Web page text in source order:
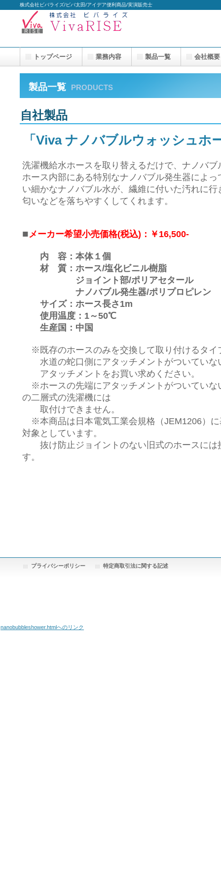
株式会社ビバライズ/ビバ太田/アイデア便利商品/実演販売士
製品一覧 PRODUCTS
自社製品
「Viva ナノバブルウォッシュホ
洗濯機給水ホースを取り替えるだけで、ナノバブ
ホース内部にある特別なナノバブル発生器によ
い細かなナノバブル水が、繊維に付いた汚れに
匂いなどを落ちやすくしてくれます。
■ メーカー希望小売価格(税込)：￥16,500-
内 容：本体１個
材 質：ホース/塩化ビニル樹脂
ジョイント部/ポリアセタール
ナノバブル発生器/ポリプロピレン
サイズ：ホース長さ1m
使用温度：1～50℃
生産国：中国
※既存のホースのみを交換して取り付けるタイ
水道の蛇口側にアタッチメントがついていな
アタッチメントをお買い求めください。
※ホースの先端にアタッチメントがついていな
の二層式の洗濯機には
取付けできません。
※本商品は日本電気工業会規格（JEM1206）に
対象としています。
抜け防止ジョイントのない旧式のホースには
す。
トップページ 業務内容 製品一覧 会社概要
プライバシーポリシー 特定商取引法に関する記述
nanobubbleshower.htmlへのリンク